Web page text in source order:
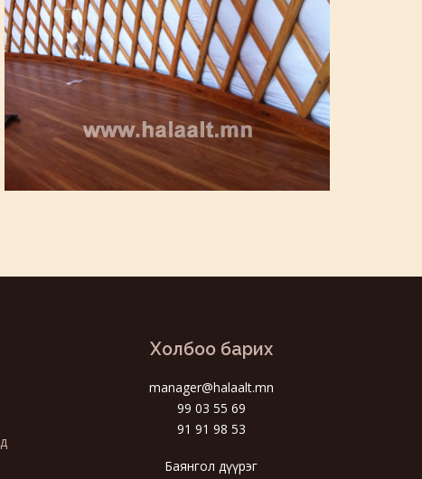
Холбоо барих
manager@halaalt.mn
99 03 55 69
91 91 98 53
Баянгол дүүрэг